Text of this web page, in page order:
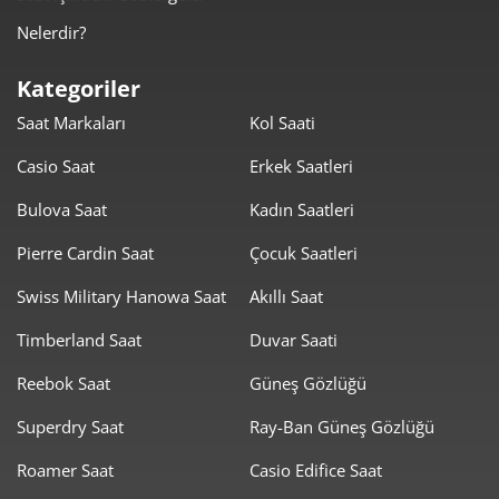
Kanserojen Madde İçermeyen (BPA Free) Sağlıklı Gövdeler
modeller; BPA, fitalat ve zararlı kimyasallar içermeyen, anti-
alerjik ve gıda sınıfına uygun güvenli ham maddelerden imal
edilir.
Ultra Esnek ve Kırılmaz Çerçeveler (Rubber / TPE)
Büküldüğünde, esnetildiğinde veya üzerine oturulduğunda
kırılmayan, ilk formuna kolayca geri dönen yumuşak kauçuk
ömürlü ve güvenli kullanım.
Kaymaz Ergonomi ve Hafiflik
Miniklerin kulak arkalarına ve burun kemiklerine baskı
tasarımlar. Hareket halindeyken gözlüğün yüzden düşmesini
önleyen kaymaz burun pedleri ve isteğe bağlı takılabilen
Nelerdir?
Kategoriler
Saat Markaları
Casio Saat
Bulova Saat
Pierre Cardin Saat
Swiss Military Hanowa Saat
Timberland Saat
Reebok Saat
Superdry Saat
Roamer Saat
Kol Saati
Erkek Saatleri
Kadın Saatleri
Çocuk Saatleri
Akıllı Saat
Duvar Saati
Güneş Gözlüğü
Ray-Ban Güneş Gözlüğü
Casio Edifice Saat